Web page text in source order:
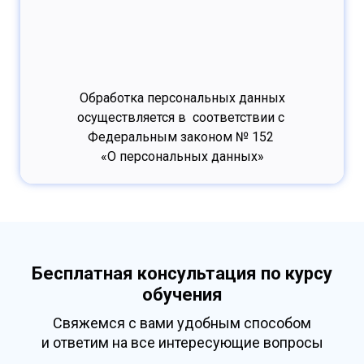
Обработка персональных данных
осуществляется в соответствии с
Федеральным законом № 152
«О персональных данных»
Бесплатная консультация по курсу
обучения
Свяжемся с вами удобным способом
и ответим на все интересующие вопросы